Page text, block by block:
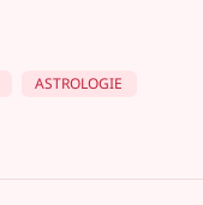
ASTROLOGIE